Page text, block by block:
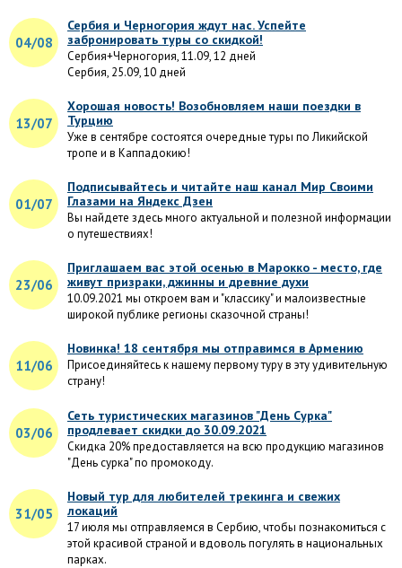
04/08
Сербия и Черногория ждут нас. Успейте
забронировать туры со скидкой!
Сербия+Черногория, 11.09, 12 дней
Сербия, 25.09, 10 дней
13/07
Хорошая новость! Возобновляем наши поездки в
Турцию
Уже в сентябре состоятся очередные туры по Ликийской
тропе и в Каппадокию!
01/07
Подписывайтесь и читайте наш канал Мир Своими
Глазами на Яндекс Дзен
Вы найдете здесь много актуальной и полезной информации
о путешествиях!
23/06
Приглашаем вас этой осенью в Марокко - место, где
живут призраки, джинны и древние духи
10.09.2021 мы откроем вам и "классику" и малоизвестные
широкой публике регионы сказочной страны!
11/06
Новинка! 18 сентября мы отправимся в Армению
Присоединяйтесь к нашему первому туру в эту удивительную
страну!
03/06
Сеть туристических магазинов "День Сурка"
продлевает скидки до 30.09.2021
Скидка 20% предоставляется на всю продукцию магазинов
"День сурка" по промокоду.
31/05
Новый тур для любителей трекинга и свежих
локаций
17 июля мы отправляемся в Сербию, чтобы познакомиться с
этой красивой страной и вдоволь погулять в национальных
парках.